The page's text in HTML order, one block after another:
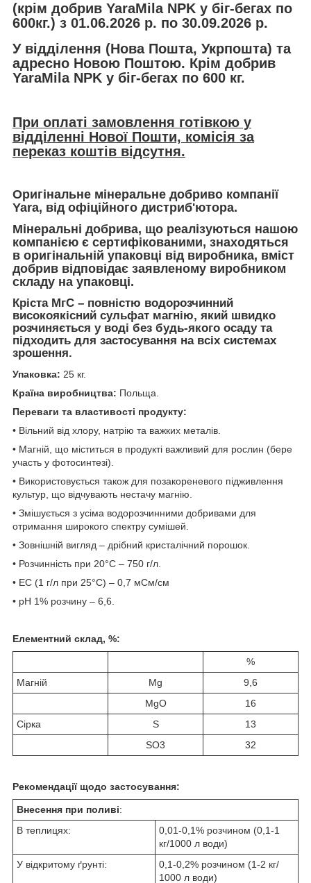
(крім добрив YaraMila NPK у біг-бегах по
600кг.) з 01.06.2026 р. по 30.09.2026 р.
У відділення (Нова Пошта, Укрпошта) та
адресно Новою Поштою. Крім добрив
YaraMila NPK у біг-бегах по 600 кг.
При оплаті замовлення готівкою у
відділенні Нової Пошти, комісія за
переказ коштів відсутня.
Оригінальне мінеральне добриво компанії
Yara, від офіційного дистриб'ютора.
Мінеральні добрива, що реалізуються нашою
компанією є сертифікованими, знаходяться
в оригінальній упаковці від виробника, вміст
добрив відповідає заявленому виробником
складу на упаковці.
Кріста МгС – повністю водорозчинний
високоякісний сульфат магнію, який швидко
розчиняється у воді без будь-якого осаду та
підходить для застосування на всіх системах
зрошення.
Упаковка: 25 кг.
Країна виробництва: Польща.
Переваги та властивості продукту:
• Вільний від хлору, натрію та важких металів.
• Магній, що міститься в продукті важливий для рослин (бере
участь у фотосинтезі).
• Використовується також для позакореневого підживлення
культур, що відчувають нестачу магнію.
• Змішується з усіма водорозчинними добривами для
отримання широкого спектру сумішей.
• Зовнішній вигляд – дрібний кристалічний порошок.
• Розчинність при 20°С – 750 г/л.
• ЕС (1 г/л при 25°С) – 0,7 мСм/см
• рН 1% розчину – 6,6.
Елементний склад, %:
%
Магнiй
Mg
9,6
MgO
16
Сірка
S
13
SO3 32
Рекомендації щодо застосування:
Внесення при поливі:
В теплицях:
0,01-0,1% розчином (0,1-1
кг/1000 л води)
У відкритому ґрунті:
0,1-0,2% розчином (1-2 кг/
1000 л води)